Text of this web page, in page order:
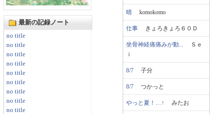
最新の記録ノート
no title
no title
no title
no title
no title
no title
no title
no title
no title
晴 komokomo
仕事 きょろきょろ６０Ｄ
坐骨神経痛痛みが動... Ｓｅ
ｉ
8/7 子分
8/7 つかっと
やっと夏！…↑ みたお